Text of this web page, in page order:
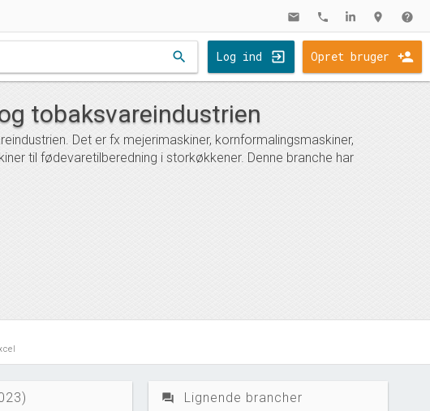
mail phone location_on help
search Log ind Opret bruger
tobaksvareindustrien
Det er fx mejerimaskiner, kornformalingsmaskiner,
til fødevaretilberedning i storkøkkener. Denne branche har
question_answer Lignende brancher